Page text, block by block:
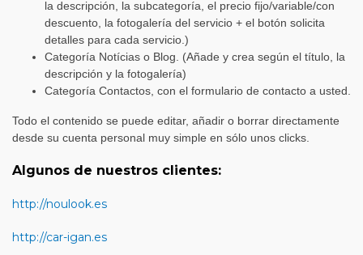
la descripción, la subcategoría, el precio fijo/variable/con
descuento, la fotogalería del servicio + el botón solicita
detalles para cada servicio.)
Categoría Notícias o Blog. (Añade y crea según el título, la
descripción y la fotogalería)
Categoría Contactos, con el formulario de contacto a usted.
Todo el contenido se puede editar, añadir o borrar directamente
desde su cuenta personal muy simple en sólo unos clicks.
Algunos de nuestros clientes:
http://noulook.es
http://car-igan.es